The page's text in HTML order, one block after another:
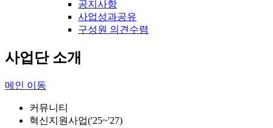
공지사항
사업성과공유
구성원 의견수렴
사업단 소개
메인 이동
커뮤니티
혁신지원사업('25~'27)